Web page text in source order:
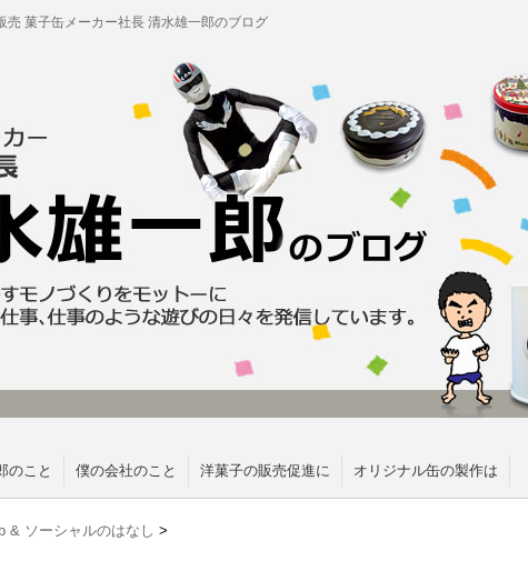
売 菓子缶メーカー社長 清水雄一郎のブログ
のこと 僕の会社のこと 洋菓子の販売促進に オリジナル缶の製作は
& ソーシャルのはなし >